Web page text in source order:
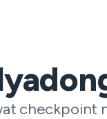
checkpoint